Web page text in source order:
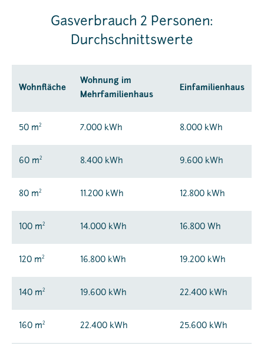
Gasverbrauch 2 Personen:
Durchschnittswerte
Wohnfläche
Wohnung im
Mehrfamilienhaus
Einfamilienhaus
50 m2 7.000 kWh 8.000 kWh
60 m2 8.400 kWh 9.600 kWh
80 m2 11.200 kWh 12.800 kWh
100 m2 14.000 kWh 16.800 Wh
120 m2 16.800 kWh 19.200 kWh
140 m2 19.600 kWh 22.400 kWh
160 m2 22.400 kWh 25.600 kWh